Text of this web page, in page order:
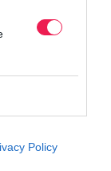
Policy